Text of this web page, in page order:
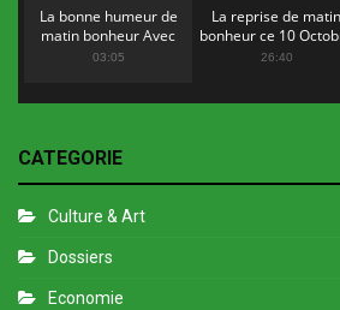
La bonne humeur de
matin bonheur Avec
Flopy Mendosa
03:05
La reprise de matin
bonheur ce 10
2022
26:40
CATEGORIE
Culture & Art
Dossiers
Economie